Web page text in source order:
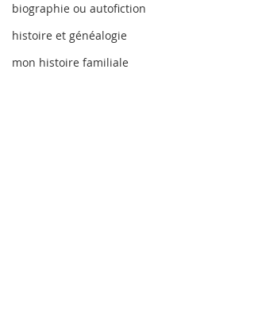
biographie ou autofiction
histoire et généalogie
mon histoire familiale